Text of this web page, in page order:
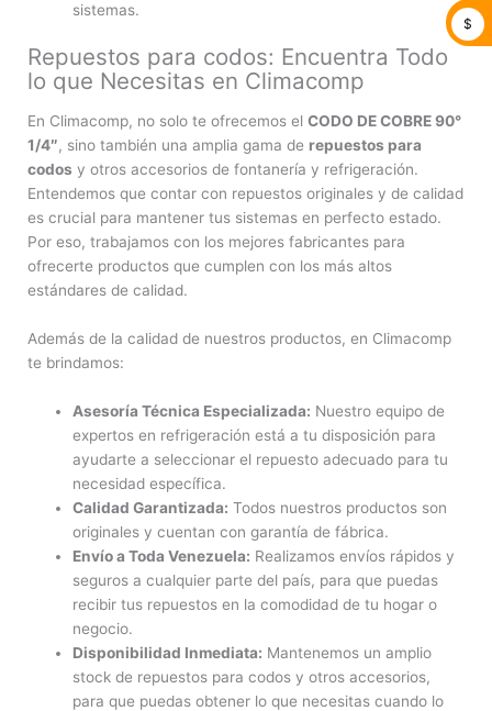
sistemas.
Repuestos para codos: Encuentra Todo
lo que Necesitas en Climacomp
En Climacomp, no solo te ofrecemos el CODO DE COBRE 90°
1/4″, sino también una amplia gama de repuestos para
codos y otros accesorios de fontanería y refrigeración.
Entendemos que contar con repuestos originales y de calidad
es crucial para mantener tus sistemas en perfecto estado.
Por eso, trabajamos con los mejores fabricantes para
ofrecerte productos que cumplen con los más altos
estándares de calidad.
Además de la calidad de nuestros productos, en Climacomp
te brindamos:
Asesoría Técnica Especializada: Nuestro equipo de
expertos en refrigeración está a tu disposición para
ayudarte a seleccionar el repuesto adecuado para tu
necesidad específica.
Calidad Garantizada: Todos nuestros productos son
originales y cuentan con garantía de fábrica.
Envío a Toda Venezuela: Realizamos envíos rápidos y
seguros a cualquier parte del país, para que puedas
recibir tus repuestos en la comodidad de tu hogar o
negocio.
Disponibilidad Inmediata: Mantenemos un amplio
stock de repuestos para codos y otros accesorios,
para que puedas obtener lo que necesitas cuando lo
$